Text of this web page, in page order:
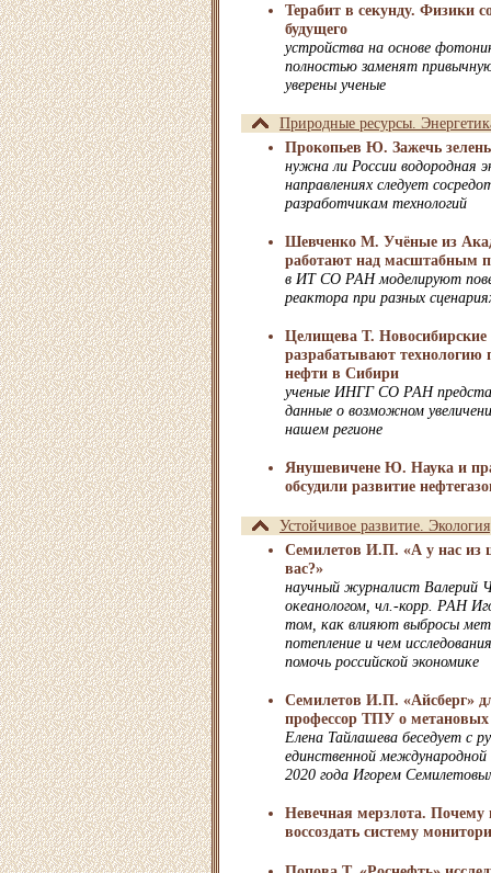
Терабит в секунду. Физики
будущего
устройства на основе
полностью заменят
уверены ученые
Природные ресурсы.
Прокопьев Ю. Зажечь
нужна ли России водородная
направлениях следует
разработчикам технологий
Шевченко М. Учёные из
работают над масштабным
в ИТ СО РАН моделируют
реактора при разных
Целищева Т. Новосибирские
разрабатывают технологию
нефти в Сибири
ученые ИНГГ СО РАН
данные о возможном
нашем регионе
Янушевичене Ю. Наука и
обсудили развитие
Устойчивое развитие. Экология
Семилетов И.П. «А у нас из
вас?»
научный журналист Валерий
океанологом, чл.-корр. РАН
том, как влияют выбросы
потепление и чем
помочь российской экономике
Семилетов И.П. «Айсберг»
профессор ТПУ о
Елена Тайлашева беседует с
единственной международной
2020 года Игорем
Невечная мерзлота. Почему
воссоздать систему